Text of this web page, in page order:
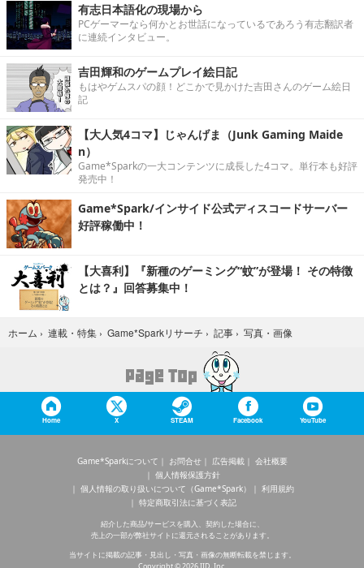
有志日本語化の現場から
PCゲーマーなら何かとお世話になっているであろう有志翻訳者
に連続インタビュー。
吉田輝和のゲームプレイ絵日記
もはやゲムスパの顔！どこかで見かけた吉田さんのゲーム絵日
記
【大人気4コマ】じゃんげま（Junk Gaming Maide
n）
Game*Sparkの一大コンテンツに成長した4コマ。単行本も好評
発売中！
Game*Spark/インサイド公式ディスコードサーバー
好評稼働中！
【大喜利】『新種のゲーミング“蚊”が登場！ その特徴
とは？』回答募集中！
ホーム › 連載・特集 › Game*Sparkリサーチ › 記事 › 写真・画像
Home X STEAM Facebook YouTube
Game*Sparkについて お問合せ 広告掲載
会社概要
個人情報保護方針
個人情報の取り扱いについて（Game*Spark）
利用規約
特定商取引法に基づく表記
紹介した商品/サービスを購入、契約した場合に、
売上の一部が弊社サイトに還元されることがあります。
当サイトに掲載の記事・見出し・写真・画像の無断転載を禁じます。